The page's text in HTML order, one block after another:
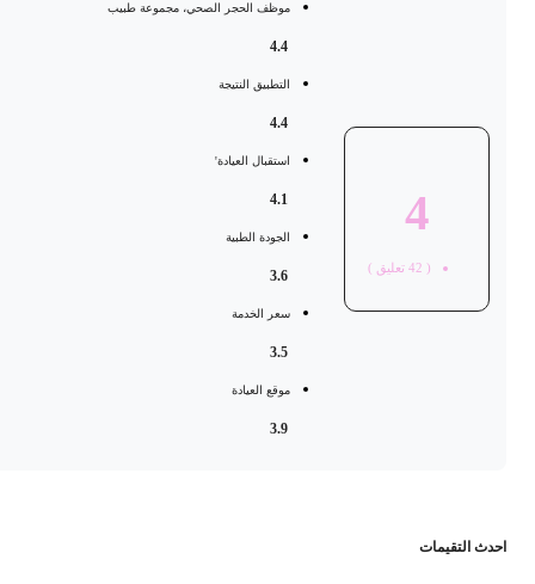
42 تعليق )
موظف الحجر الصحي، مجموعة طبيب
التطبيق النتيجة
استقبال العيادة'
الجودة الطبية
سعر الخدمة
موقع العيادة
التقيمات